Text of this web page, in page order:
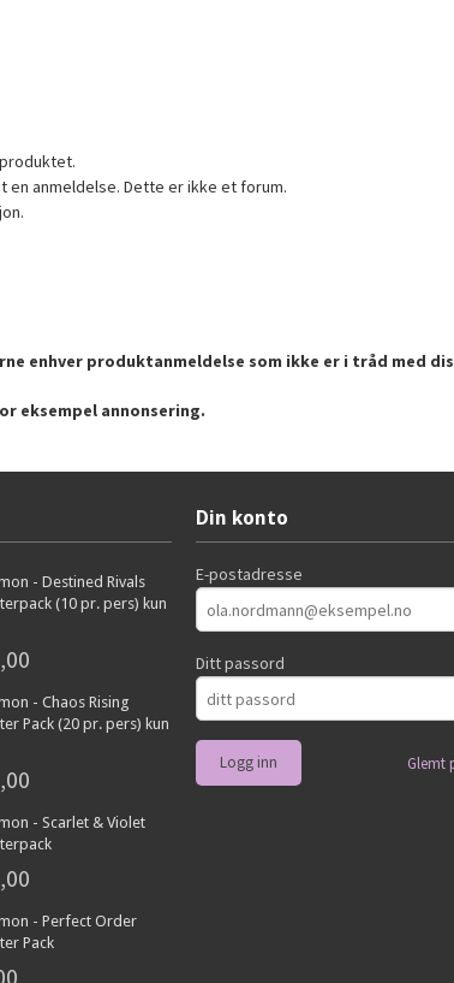
anmeldelse. Dette er ikke et forum.
enhver produktanmeldelse som ikke er i tråd med
eksempel annonsering.
- Destined Rivals
(10 pr. pers) kun
- Chaos Rising
Pack (20 pr. pers) kun
- Scarlet & Violet
- Perfect Order
Pack
Din konto
E-postadresse
Ditt passord
Glemt